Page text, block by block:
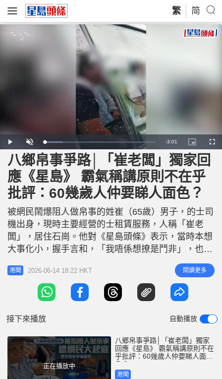
繁 简
P
l
a
y
U
n
m
u
t
e
L
o
a
d
e
d
:
1
6
.
6
8
R
m
a
n
n
-3:01
P
i
c
t
u
e
-
n
c
t
r
e
F
u
八鄉帛事爭路│「崔老闆」獨家回
應《星島》 霸氣稱講原則不在乎
批評：60幾歲人仲要睇人面色？
被網民鬧爆阻人做帛事的姓崔（65歲）男子，的士司
機出身，現時主要經營的士租賃服務，人稱「崔老
闆」，居住石崗。他對《星島頭條》表示，當時本想
大事化小，握手言和，「我唔係想撩是鬥非」，也絕
非對死人不敬，只望以後有類似事件，可以互相協
調。 崔說：「做法事搵個人喺路口截住啲車，阻你
幾分鐘，我唔介意，鄉有鄉規，俗有俗例」。事件
中，他聲稱被人持鼓棍襲擊，面部被打了數下，嘴唇
港聞 2026-06-14 18:22 HKT 閱讀更多
接下來播放 自動播放
正在播放中
八鄉帛事爭路│「崔老闆」獨家
回應《星島》 霸氣稱講原則不在
乎批評：60幾歲人仲要睇人面
色？
港聞